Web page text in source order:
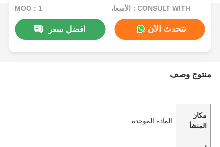
MOQ：1 الأسعار：CONSULT WITH
افضل سعر نتحدث الآن
منتوج وصف
مكان
المنشأ
المادة الموحدة